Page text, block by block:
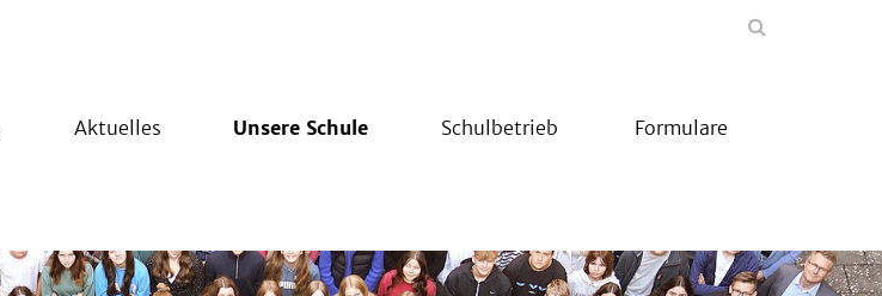
Aktuelles Unsere Schule Schulbetrieb Formulare